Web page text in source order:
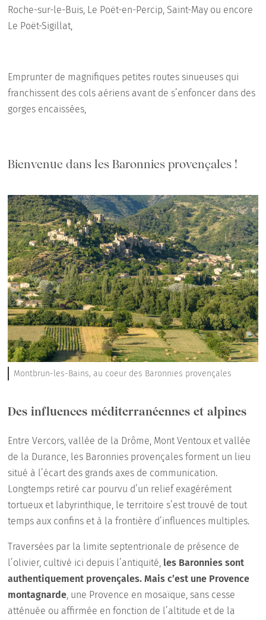
Roche-sur-le-Buis, Le Poët-en-Percip, Saint-May ou encore
Le Poët-Sigillat,
Emprunter de magnifiques petites routes sinueuses qui
franchissent des cols aériens avant de s’enfoncer dans des
gorges encaissées,
Bienvenue dans les Baronnies provençales !
Montbrun-les-Bains, au coeur des Baronnies provençales
Des influences méditerranéennes et alpines
Entre Vercors, vallée de la Drôme, Mont Ventoux et vallée
de la Durance, les Baronnies provençales forment un lieu
situé à l’écart des grands axes de communication.
Longtemps retiré car pourvu d’un relief exagérément
tortueux et labyrinthique, le territoire s’est trouvé de tout
temps aux confins et à la frontière d’influences multiples.
Traversées par la limite septentrionale de présence de
l’olivier, cultivé ici depuis l’antiquité, les Baronnies sont
authentiquement provençales. Mais c’est une Provence
montagnarde , une Provence en mosaïque, sans cesse
atténuée ou affirmée en fonction de l’altitude et de la